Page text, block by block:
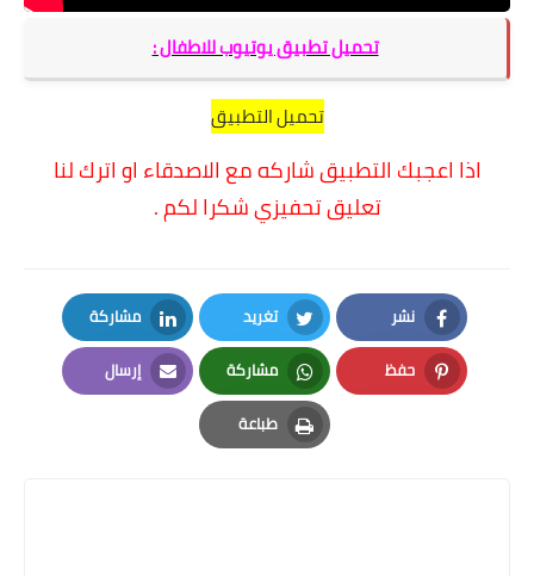
تحميل تطبيق يوتيوب للاطفال :
تحميل التطبيق
اذا اعجبك التطبيق شاركه مع الاصدقاء او اترك لنا
تعليق تحفيزي شكرا لكم .
نشر
Facebook
تغريد
Twitter
مشاركة
LinkedIn
حفظ
Pinterest
مشاركة
Whatsapp
إرسال
Email
طباعة
Print